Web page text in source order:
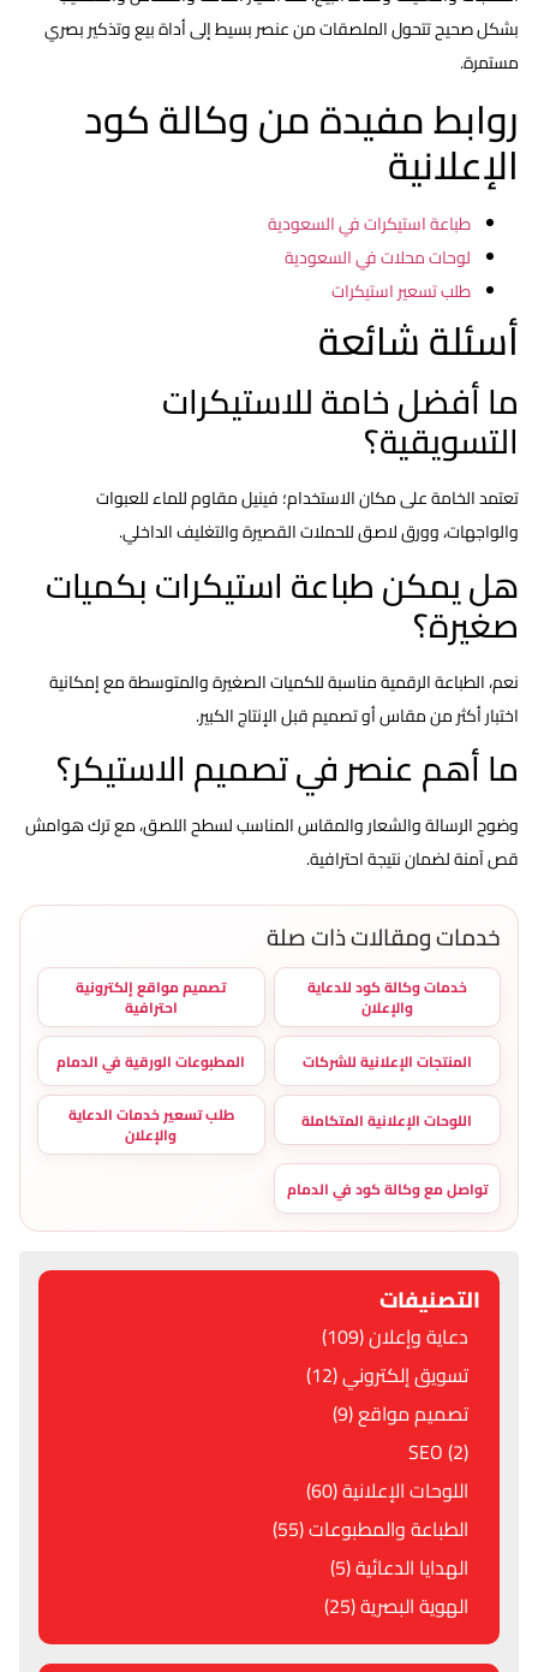
بشكل صحيح تتحول الملصقات من عنصر بسيط إلى أداة بيع وتذكير بصري
مستمرة.
روابط مفيدة من وكالة كود
الإعلانية
طباعة استيكرات في السعودية
لوحات محلات في السعودية
طلب تسعير استيكرات
أسئلة شائعة
ما أفضل خامة للاستيكرات
التسويقية؟
تعتمد الخامة على مكان الاستخدام؛ فينيل مقاوم للماء للعبوات
والواجهات، وورق لاصق للحملات القصيرة والتغليف الداخلي.
هل يمكن طباعة استيكرات بكميات
صغيرة؟
نعم، الطباعة الرقمية مناسبة للكميات الصغيرة والمتوسطة مع إمكانية
اختبار أكثر من مقاس أو تصميم قبل الإنتاج الكبير.
ما أهم عنصر في تصميم الاستيكر؟
وضوح الرسالة والشعار والمقاس المناسب لسطح اللصق، مع ترك هوامش
قص آمنة لضمان نتيجة احترافية.
خدمات ومقالات ذات صلة
خدمات وكالة كود للدعاية
والإعلان
تصميم مواقع إلكترونية
احترافية
المنتجات الإعلانية للشركات
المطبوعات الورقية في الدمام
اللوحات الإعلانية المتكاملة طلب تسعير خدمات الدعاية
والإعلان
تواصل مع وكالة كود في الدمام
التصنيفات
دعاية وإعلان (109)
تسويق إلكتروني (12)
تصميم مواقع (9)
SEO (2)
اللوحات الإعلانية (60)
الطباعة والمطبوعات (55)
الهدايا الدعائية (5)
الهوية البصرية (25)